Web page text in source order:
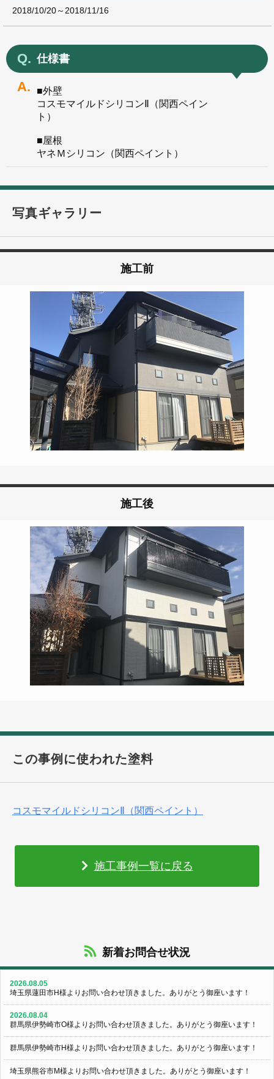
2018/10/20～2018/11/16
仕様書
■外壁
コスモマイルドシリコンⅡ（関西ペイン
ト）
■屋根
ヤネＭシリコン（関西ペイント）
写真ギャラリー
施工前
施工後
この事例に使われた塗料
コスモマイルドシリコンⅡ（関西ペイント）
施工事例一覧に戻る
新着お問合せ状況
2026.08.05
埼玉県蓮田市H様よりお問い合わせ頂きました。ありがとう御座います！
2026.08.04
群馬県伊勢崎市O様よりお問い合わせ頂きました。ありがとう御座います！
群馬県伊勢崎市H様よりお問い合わせ頂きました。ありがとう御座います！
埼玉県熊谷市M様よりお問い合わせ頂きました。ありがとう御座います！